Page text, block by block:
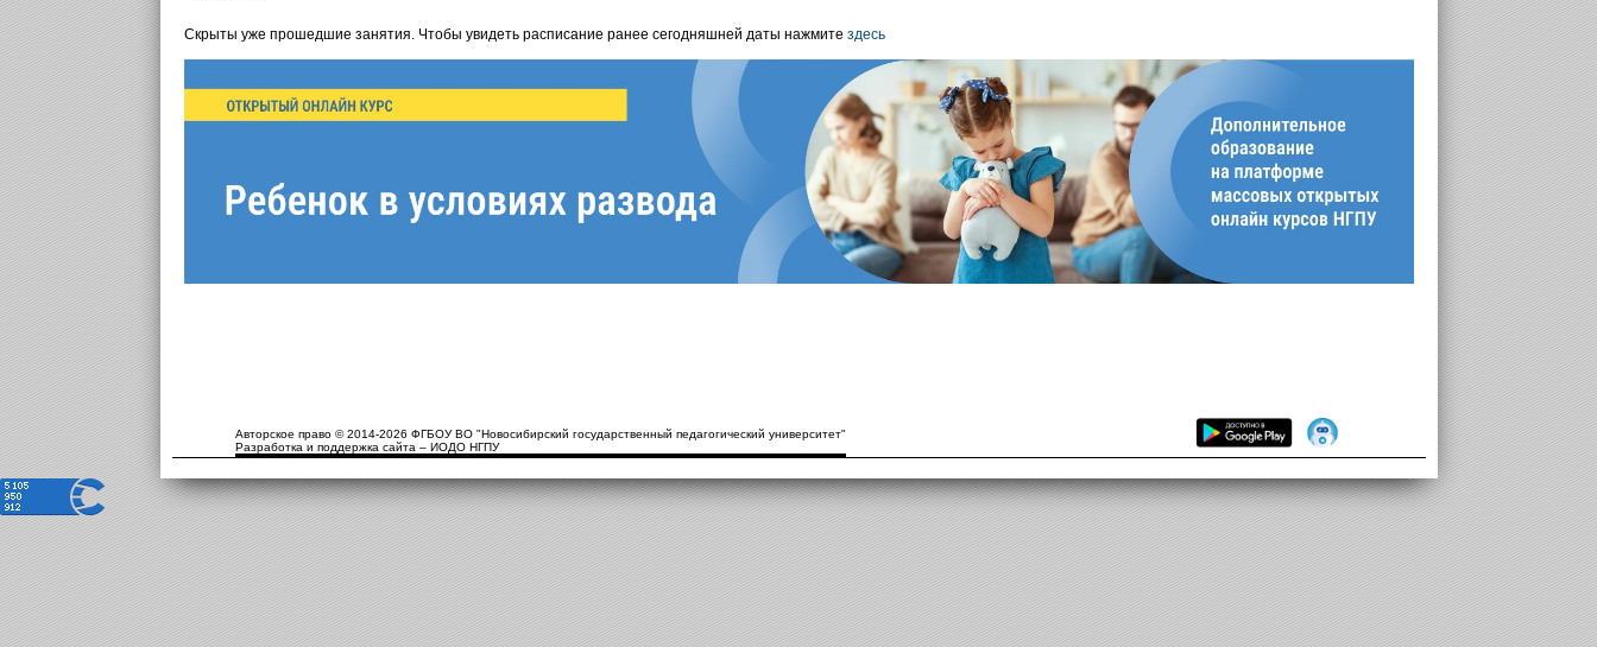
Скрыты уже прошедшие занятия. Чтобы увидеть расписание ранее сегодняшней даты нажмите здесь
Авторское право © 2014-2026 ФГБОУ ВО "Новосибирский государственный педагогический университет"
Разработка и поддержка сайта – ИОДО НГПУ